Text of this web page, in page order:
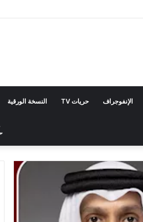
الإنفوجراف حريات TV النسخة الورقية